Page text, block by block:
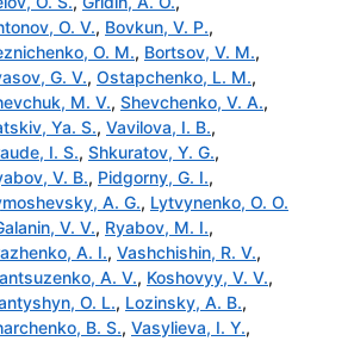
O. V., Bovkun, V. P.,
O. M., Bortsov, V. M.,
G. V., Ostapchenko, L. M.,
M. V., Shevchenko, V. A.,
Ya. S., Vavilova, I. B.,
I. S., Shkuratov, Y. G.,
V. B., Pidgorny, G. I.,
A. G., Lytvynenko, O. O.
V. V., Ryabov, M. I.,
A. I., Vashchishin, R. V.,
A. V., Koshovyy, V. V.,
O. L., Lozinsky, A. B.,
B. S., Vasylieva, I. Y.,